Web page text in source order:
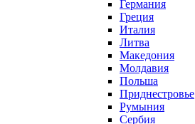
Германия
Греция
Италия
Литва
Македония
Молдавия
Польша
Приднестровье
Румыния
Сербия